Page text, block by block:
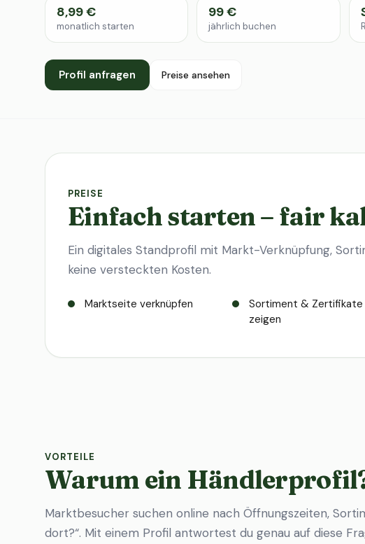
8,99 €
monatlich starten
99 €
jährlich buchen
Profil anfragen Preise ansehen
PREISE
Einfach starten – fair
Ein digitales Standprofil mit Markt-Verknüpfung,
keine versteckten Kosten.
Marktseite verknüpfen
Sortiment & Zertifikate
zeigen
VORTEILE
Warum ein
Marktbesucher suchen online nach Öffnungszeiten,
dort?“. Mit einem Profil antwortest du genau auf diese